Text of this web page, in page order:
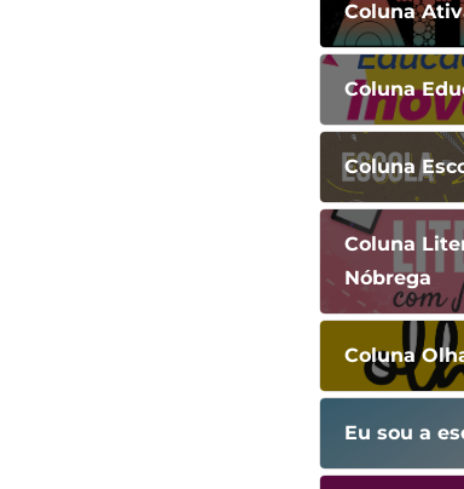
Coluna
Coluna
Coluna
Coluna
Nóbrega
Coluna
Eu sou a